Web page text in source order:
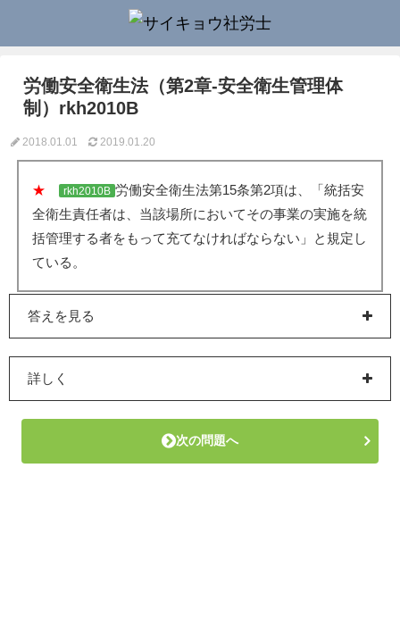
労働安全衛生法（第2章-安全衛生管理体
制）rkh2010B
2018.01.01 2019.01.20
★ rkh2010B 労働安全衛生法第15条第2項は、「統括安
全衛生責任者は、当該場所においてその事業の実施を統
括管理する者をもって充てなければならない」と規定し
ている。
答えを見る
詳しく
次の問題へ